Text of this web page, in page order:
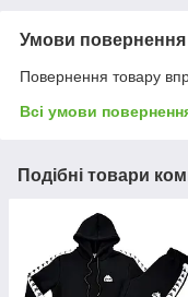
Умови повернення
Повернення товару
Всі умови
Подібні товари